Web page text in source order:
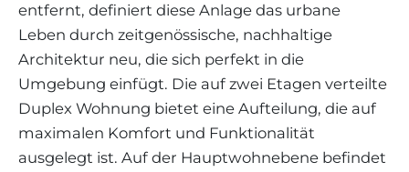
entfernt, definiert diese Anlage das urbane
Leben durch zeitgenössische, nachhaltige
Architektur neu, die sich perfekt in die
Umgebung einfügt. Die auf zwei Etagen verteilte
Duplex Wohnung bietet eine Aufteilung, die auf
maximalen Komfort und Funktionalität
ausgelegt ist. Auf der Hauptwohnebene befindet